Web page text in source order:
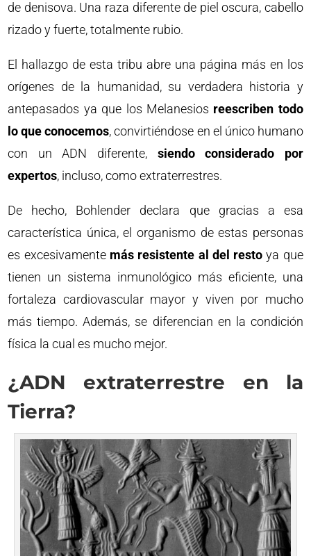
de denisova. Una raza diferente de piel oscura, cabello
rizado y fuerte, totalmente rubio.
El hallazgo de esta tribu abre una página más en los
orígenes de la humanidad, su verdadera historia y
antepasados ya que los Melanesios reescriben todo
lo que conocemos, convirtiéndose en el único humano
con un ADN diferente, siendo considerado por
expertos, incluso, como extraterrestres.
De hecho, Bohlender declara que gracias a esa
característica única, el organismo de estas personas
es excesivamente más resistente al del resto ya que
tienen un sistema inmunológico más eficiente, una
fortaleza cardiovascular mayor y viven por mucho
más tiempo. Además, se diferencian en la condición
física la cual es mucho mejor.
¿ADN extraterrestre en la
Tierra?